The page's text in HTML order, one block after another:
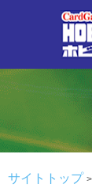
サイトトップ